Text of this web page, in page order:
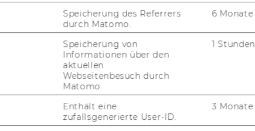
have an ideaand are ex­ci­ted to de­ve­lop it
ide­al­ab@wu.ac.atwith your ques­ti­ons!
Speicherung des Referrers
durch Matomo.
6 Monate
Speicherung von
Informationen über den
aktuellen
Webseitenbesuch durch
Matomo.
1 Stunden
Enthält eine
zufallsgenerierte User-ID.
3 Monate